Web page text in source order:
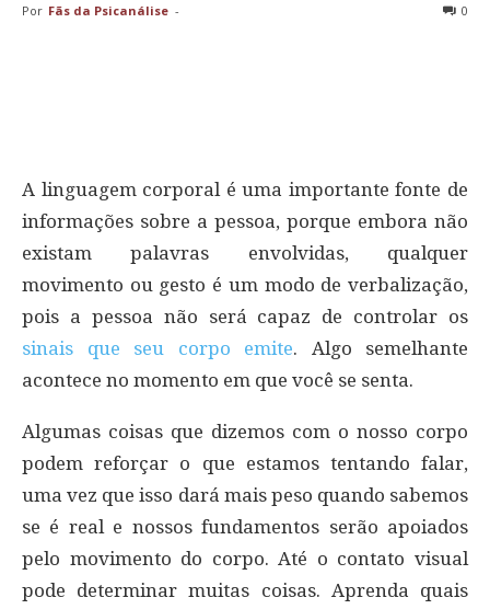
Por Fãs da Psicanálise - 0
A linguagem corporal é uma importante fonte de
informações sobre a pessoa, porque embora não
existam palavras envolvidas, qualquer
movimento ou gesto é um modo de verbalização,
pois a pessoa não será capaz de controlar os
sinais que seu corpo emite. Algo semelhante
acontece no momento em que você se senta.
Algumas coisas que dizemos com o nosso corpo
podem reforçar o que estamos tentando falar,
uma vez que isso dará mais peso quando sabemos
se é real e nossos fundamentos serão apoiados
pelo movimento do corpo. Até o contato visual
pode determinar muitas coisas. Aprenda quais